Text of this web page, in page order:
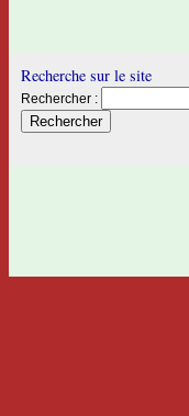
Recherche sur le site
Rechercher :